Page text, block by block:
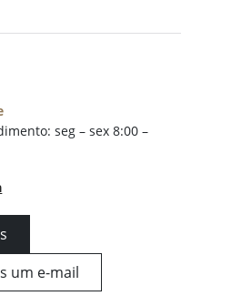
seg – sex 8:00 –
um e-mail